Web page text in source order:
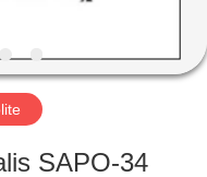
SAPO-34